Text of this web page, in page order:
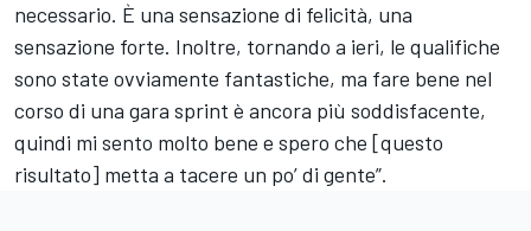
necessario. È una sensazione di felicità, una
sensazione forte. Inoltre, tornando a ieri, le qualifiche
sono state ovviamente fantastiche, ma fare bene nel
corso di una gara sprint è ancora più soddisfacente,
quindi mi sento molto bene e spero che [questo
risultato] metta a tacere un po’ di gente”.